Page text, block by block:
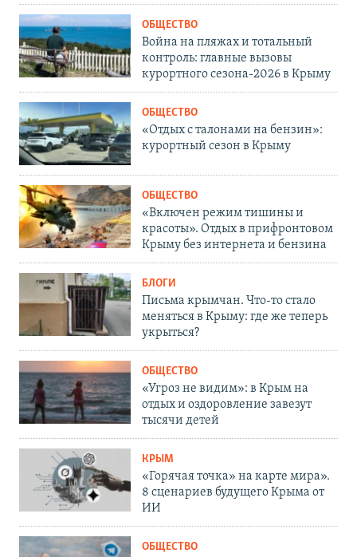
ОБЩЕСТВО
Война на пляжах и тотальный
контроль: главные вызовы
курортного сезона-2026 в Крыму
ОБЩЕСТВО
«Отдых с талонами на бензин»:
курортный сезон в Крыму
ОБЩЕСТВО
«Включен режим тишины и
красоты». Отдых в прифронтовом
Крыму без интернета и бензина
БЛОГИ
Письма крымчан. Что-то стало
меняться в Крыму: где же теперь
укрыться?
ОБЩЕСТВО
«Угроз не видим»: в Крым на
отдых и оздоровление завезут
тысячи детей
КРЫМ
«Горячая точка» на карте мира».
8 сценариев будущего Крыма от
ИИ
ОБЩЕСТВО